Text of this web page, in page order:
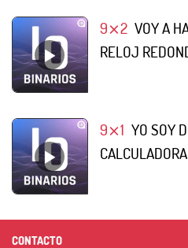
9⨯2 VOY A
RELOJ
9⨯1 YO SOY
CALCULADORA
CONTACTO